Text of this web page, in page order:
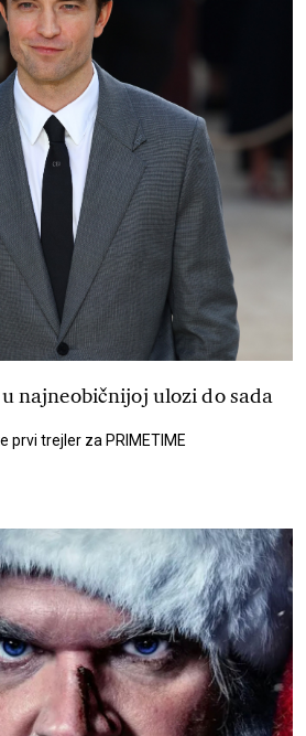
najneobičnijoj ulozi do sada
prvi trejler za PRIMETIME